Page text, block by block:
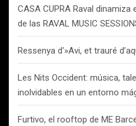
CASA CUPRA Raval
de las RAVAL MUSIC
Ressenya d'»Avi, et trauré
Les Nits Occident: música,
inolvidables en un entorno
Furtivo, el rooftop de ME